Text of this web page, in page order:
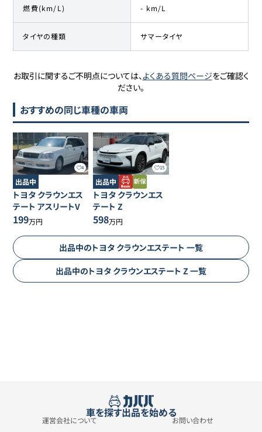
燃費(km/L) - km/L
タイヤの種類 サマータイヤ
お取引に関するご不明点については、よくある質問ページをご確認く
ださい。
おすすめの同じ車種の車両
4
出品中
トヨタ クラウンエス
テート アスリートV
199万円
15
出品中
トヨタ クラウンエス
テート Z
598万円
出品中のトヨタ クラウンエステート 一覧
出品中のトヨタ クラウンエステート Z 一覧
車を探す出品を始める
運営会社について お問い合わせ